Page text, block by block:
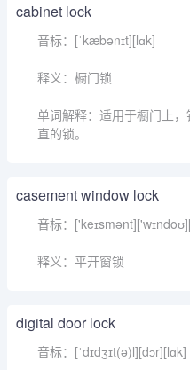
cabinet lock
音标：[ˈkæbənɪt][lɑk]
释义：橱门锁
单词解释：适用于橱门上
直的锁。
casement window lock
音标：
释义：平开窗锁
digital door lock
音标：[ˈdɪdʒɪt(ə)l][dɔr][lɑk]